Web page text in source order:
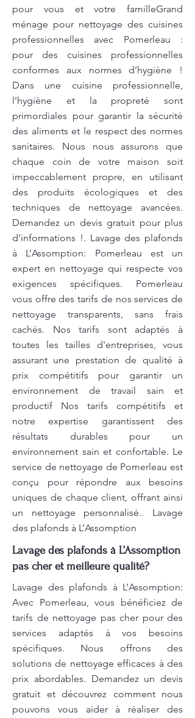
pour vous et votre familleGrand
ménage pour nettoyage des cuisines
professionnelles avec Pomerleau :
pour des cuisines professionnelles
conformes aux normes d’hygiène !
Dans une cuisine professionnelle,
l’hygiène et la propreté sont
primordiales pour garantir la sécurité
des aliments et le respect des normes
sanitaires. Nous nous assurons que
chaque coin de votre maison soit
impeccablement propre, en utilisant
des produits écologiques et des
techniques de nettoyage avancées.
Demandez un devis gratuit pour plus
d’informations !. Lavage des plafonds
à L’Assomption: Pomerleau est un
expert en nettoyage qui respecte vos
exigences spécifiques. Pomerleau
vous offre des tarifs de nos services de
nettoyage transparents, sans frais
cachés. Nos tarifs sont adaptés à
toutes les tailles d'entreprises, vous
assurant une prestation de qualité à
prix compétitifs pour garantir un
environnement de travail sain et
productif Nos tarifs compétitifs et
notre expertise garantissent des
résultats durables pour un
environnement sain et confortable. Le
service de nettoyage de Pomerleau est
conçu pour répondre aux besoins
uniques de chaque client, offrant ainsi
un nettoyage personnalisé.. Lavage
des plafonds à L’Assomption
Lavage des plafonds à L’Assomption
pas cher et meilleure qualité?
Lavage des plafonds à L’Assomption:
Avec Pomerleau, vous bénéficiez de
tarifs de nettoyage pas cher pour des
services adaptés à vos besoins
spécifiques. Nous offrons des
solutions de nettoyage efficaces à des
prix abordables. Demandez un devis
gratuit et découvrez comment nous
pouvons vous aider à réaliser des